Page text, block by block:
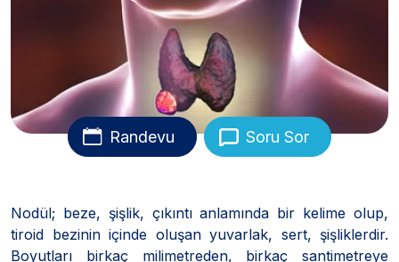
Randevu Soru Sor
Nodül; beze, şişlik, çıkıntı anlamında bir kelime olup,
tiroid bezinin içinde oluşan yuvarlak, sert, şişliklerdir.
Boyutları birkaç milimetreden, birkaç santimetreye